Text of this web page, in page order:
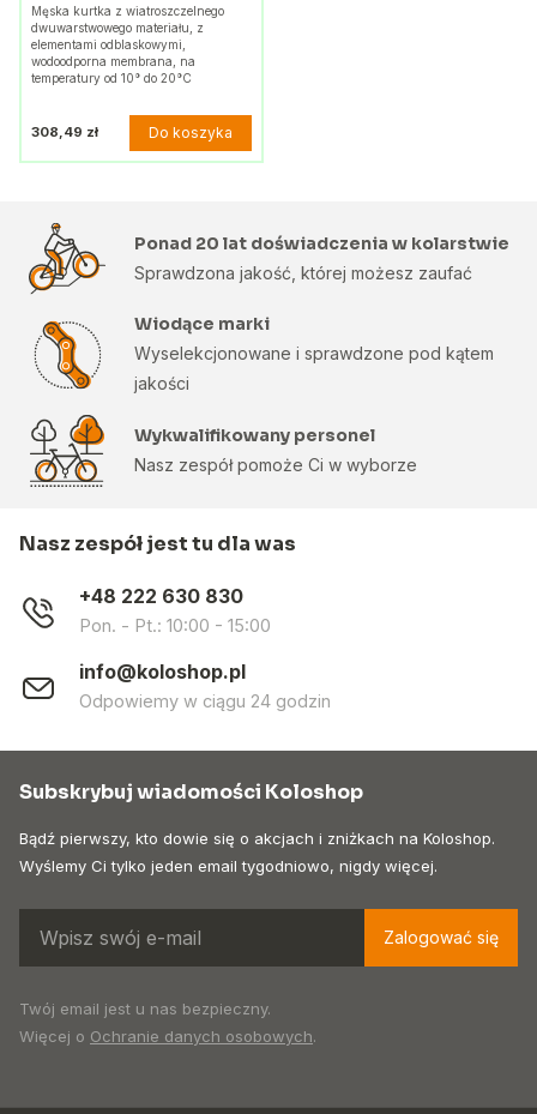
Męska kurtka z wiatroszczelnego
dwuwarstwowego materiału, z
elementami odblaskowymi,
wodoodporna membrana, na
temperatury od 10° do 20°C
308,49 zł Do koszyka
Ponad 20 lat doświadczenia w kolarstwie
Sprawdzona jakość, której możesz zaufać
Wiodące marki
Wyselekcjonowane i sprawdzone pod kątem
jakości
Wykwalifikowany personel
Nasz zespół pomoże Ci w wyborze
Nasz zespół jest tu dla was
+48 222 630 830
Pon. - Pt.: 10:00 - 15:00
info@koloshop.pl
Odpowiemy w ciągu 24 godzin
Subskrybuj wiadomości Koloshop
Bądź pierwszy, kto dowie się o akcjach i zniżkach na Koloshop.
Wyślemy Ci tylko jeden email tygodniowo, nigdy więcej.
Zalogować się
Twój email jest u nas bezpieczny.
Więcej o Ochranie danych osobowych.